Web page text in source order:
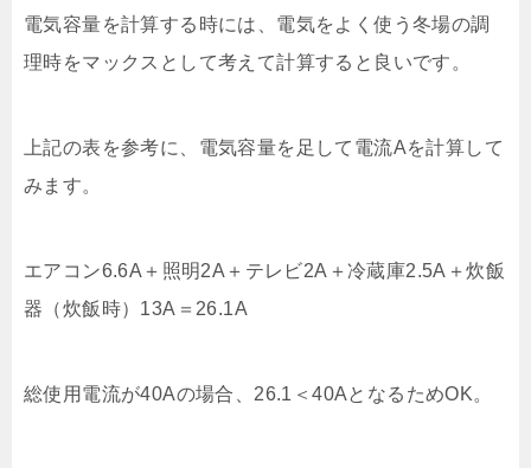
電気容量を計算する時には、電気をよく使う冬場の調
理時をマックスとして考えて計算すると良いです。
上記の表を参考に、電気容量を足して電流Aを計算して
みます。
エアコン6.6A＋照明2A＋テレビ2A＋冷蔵庫2.5A＋炊飯
器（炊飯時）13A＝26.1A
総使用電流が40Aの場合、26.1＜40AとなるためOK。